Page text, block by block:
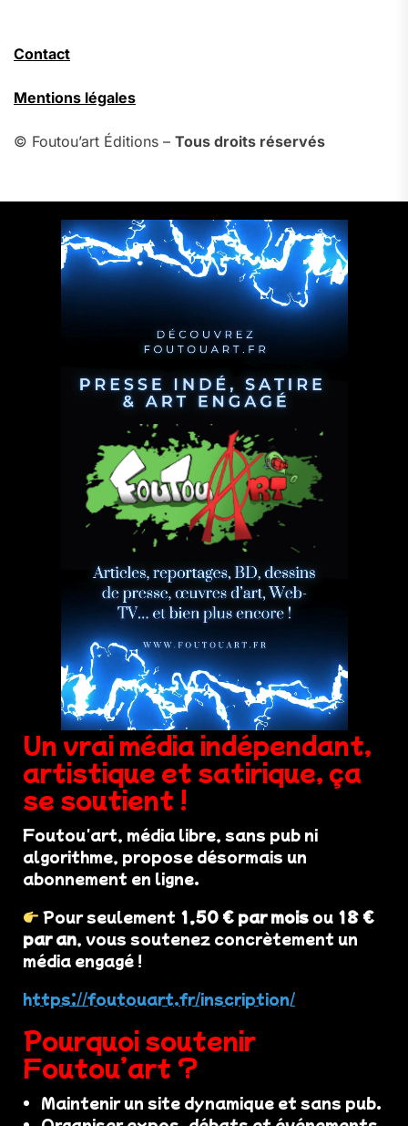
Contact
Mentions légales
© Foutou’art Éditions – Tous droits réservés
Un vrai média indépendant,
artistique et satirique, ça
se soutient !
Foutou'art, média libre, sans pub ni
algorithme, propose désormais un
abonnement en ligne.
Pour seulement 1,50 € par mois ou 18 €
par an, vous soutenez concrètement un
média engagé !
https://foutouart.fr/inscription/
Pourquoi soutenir
Foutou’art ?
Maintenir un site dynamique et sans pub.